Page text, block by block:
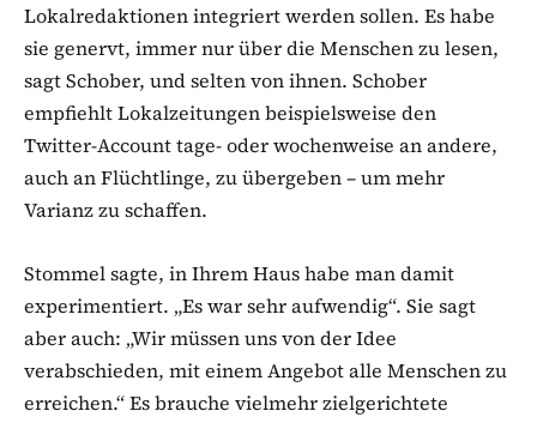
Lokalredaktionen integriert werden sollen. Es habe
sie genervt, immer nur über die Menschen zu lesen,
sagt Schober, und selten von ihnen. Schober
empfiehlt Lokalzeitungen beispielsweise den
Twitter-Account tage- oder wochenweise an andere,
auch an Flüchtlinge, zu übergeben – um mehr
Varianz zu schaffen.
Stommel sagte, in Ihrem Haus habe man damit
experimentiert. „Es war sehr aufwendig“. Sie sagt
aber auch: „Wir müssen uns von der Idee
verabschieden, mit einem Angebot alle Menschen zu
erreichen.“ Es brauche vielmehr zielgerichtete